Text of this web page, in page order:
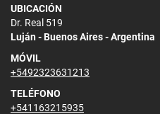
UBICACIÓN
Dr. Real 519
Luján - Buenos Aires - Argentina
MÓVIL
+5492323631213
TELÉFONO
+541163215935